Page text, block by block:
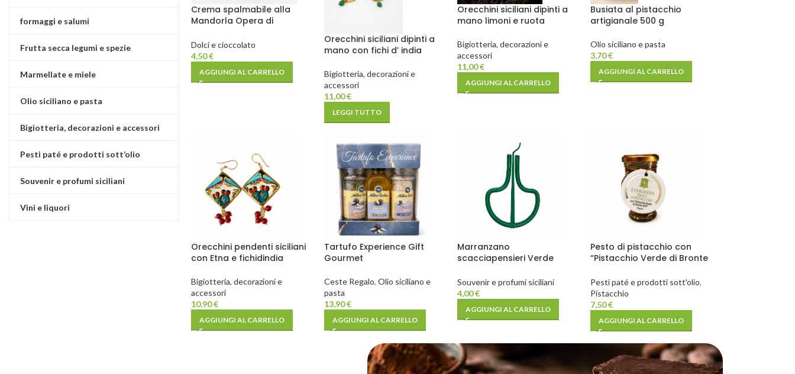
formaggi e salumi
Frutta secca legumi e spezie
Marmellate e miele
Olio siciliano e pasta
Bigiotteria, decorazioni e accessori
Pesti paté e prodotti sott’olio
Souvenir e profumi siciliani
Vini e liquori
Crema spalmabile alla
Mandorla Opera di
Dolci e cioccolato
4,50€
AGGIUNGI AL CARRELLO
Orecchini siciliani dipinti a
mano con fichi d’ india
Bigiotteria, decorazioni e
accessori
11,00€
LEGGI TUTTO
Orecchini siciliani dipinti a
mano limoni e ruota
Bigiotteria, decorazioni e
accessori
11,00€
AGGIUNGI AL CARRELLO
Busiata al pistacchio
artigianale 500 g
Olio siciliano e pasta
3,70€
AGGIUNGI AL CARRELLO
Orecchini pendenti siciliani
con Etna e fichidindia
Bigiotteria, decorazioni e
accessori
10,90€
AGGIUNGI AL CARRELLO
Tartufo Experience Gift
Gourmet
Ceste Regalo, Olio siciliano e
pasta
13,90€
AGGIUNGI AL CARRELLO
Marranzano
scacciapensieri Verde
Souvenir e profumi siciliani
4,00€
AGGIUNGI AL CARRELLO
Pesto di pistacchio con
“Pistacchio Verde di Bronte
Pesti paté e prodotti sott'olio,
Pistacchio
7,50€
AGGIUNGI AL CARRELLO